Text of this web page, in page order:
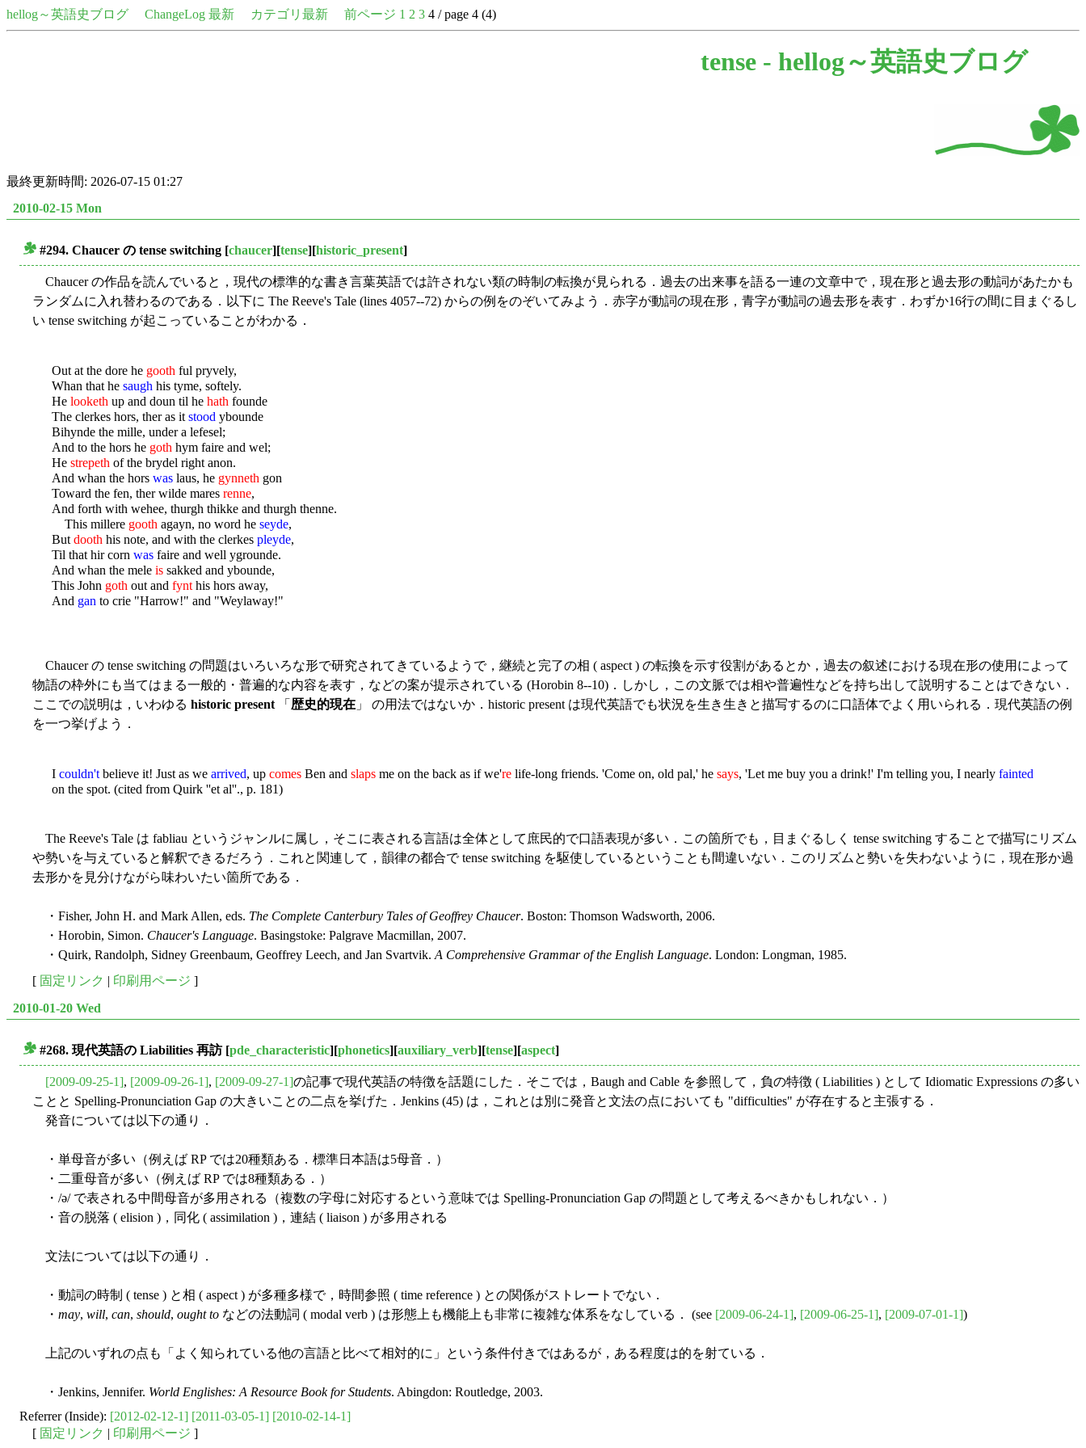
hellog～英語史ブログ ChangeLog 最新 カテゴリ最新 前ページ 1 2 3 4 / page 4 (4)
tense - hellog～英語史ブログ
最終更新時間: 2026-07-15 01:27
2010-02-15 Mon
#294. Chaucer の tense switching [chaucer][tense][historic_present]
Chaucer の作品を読んでいると，現代の標準的な書き言葉英語では許されない類の時制の転換が見られる．過去の出来事を語る一連の文章中で，現在形と過去形の動詞があたかも
ランダムに入れ替わるのである．以下に The Reeve's Tale (lines 4057--72) からの例をのぞいてみよう．赤字が動詞の現在形，青字が動詞の過去形を表す．わずか16行の間に目まぐるし
い tense switching が起こっていることがわかる．
Out at the dore he gooth ful pryvely,
Whan that he saugh his tyme, softely.
He looketh up and doun til he hath founde
The clerkes hors, ther as it stood ybounde
Bihynde the mille, under a lefesel;
And to the hors he goth hym faire and wel;
He strepeth of the brydel right anon.
And whan the hors was laus, he gynneth gon
Toward the fen, ther wilde mares renne,
And forth with wehee, thurgh thikke and thurgh thenne.
This millere gooth agayn, no word he seyde,
But dooth his note, and with the clerkes pleyde,
Til that hir corn was faire and well ygrounde.
And whan the mele is sakked and ybounde,
This John goth out and fynt his hors away,
And gan to crie "Harrow!" and "Weylaway!"
Chaucer の tense switching の問題はいろいろな形で研究されてきているようで，継続と完了の相 ( aspect ) の転換を示す役割があるとか，過去の叙述における現在形の使用によって
物語の枠外にも当てはまる一般的・普遍的な内容を表す，などの案が提示されている (Horobin 8--10)．しかし，この文脈では相や普遍性などを持ち出して説明することはできない．
ここでの説明は，いわゆる historic present 「 歴史的現在 」 の用法ではないか．historic present は現代英語でも状況を生き生きと描写するのに口語体でよく用いられる．現代英語の例
を一つ挙げよう．
I couldn't believe it! Just as we arrived, up comes Ben and slaps me on the back as if we're life-long friends. 'Come on, old pal,' he says, 'Let me buy you a drink!' I'm telling you, I nearly fainted
on the spot. (cited from Quirk ''et al''., p. 181)
The Reeve's Tale は fabliau というジャンルに属し，そこに表される言語は全体として庶民的で口語表現が多い．この箇所でも，目まぐるしく tense switching することで描写にリズム
や勢いを与えていると解釈できるだろう．これと関連して，韻律の都合で tense switching を駆使しているということも間違いない．このリズムと勢いを失わないように，現在形か過
去形かを見分けながら味わいたい箇所である．
・Fisher, John H. and Mark Allen, eds. The Complete Canterbury Tales of Geoffrey Chaucer. Boston: Thomson Wadsworth, 2006.
・Horobin, Simon. Chaucer's Language. Basingstoke: Palgrave Macmillan, 2007.
・Quirk, Randolph, Sidney Greenbaum, Geoffrey Leech, and Jan Svartvik. A Comprehensive Grammar of the English Language. London: Longman, 1985.
[ 固定リンク | 印刷用ページ ]
2010-01-20 Wed
#268. 現代英語の Liabilities 再訪 [pde_characteristic][phonetics][auxiliary_verb][tense][aspect]
[2009-09-25-1], [2009-09-26-1], [2009-09-27-1]の記事で現代英語の特徴を話題にした．そこでは，Baugh and Cable を参照して，負の特徴 ( Liabilities ) として Idiomatic Expressions の多い
ことと Spelling-Pronunciation Gap の大きいことの二点を挙げた．Jenkins (45) は，これとは別に発音と文法の点においても "difficulties" が存在すると主張する．
発音については以下の通り．
・単母音が多い（例えば RP では20種類ある．標準日本語は5母音．）
・二重母音が多い（例えば RP では8種類ある．）
・/ə/ で表される中間母音が多用される（複数の字母に対応するという意味では Spelling-Pronunciation Gap の問題として考えるべきかもしれない．）
・音の脱落 ( elision )，同化 ( assimilation )，連結 ( liaison ) が多用される
文法については以下の通り．
・動詞の時制 ( tense ) と相 ( aspect ) が多種多様で，時間参照 ( time reference ) との関係がストレートでない．
・ may, will, can, should, ought to などの法動詞 ( modal verb ) は形態上も機能上も非常に複雑な体系をなしている． (see [2009-06-24-1], [2009-06-25-1], [2009-07-01-1])
上記のいずれの点も「よく知られている他の言語と比べて相対的に」という条件付きではあるが，ある程度は的を射ている．
・Jenkins, Jennifer. World Englishes: A Resource Book for Students. Abingdon: Routledge, 2003.
Referrer (Inside): [2012-02-12-1] [2011-03-05-1] [2010-02-14-1]
[ 固定リンク | 印刷用ページ ]